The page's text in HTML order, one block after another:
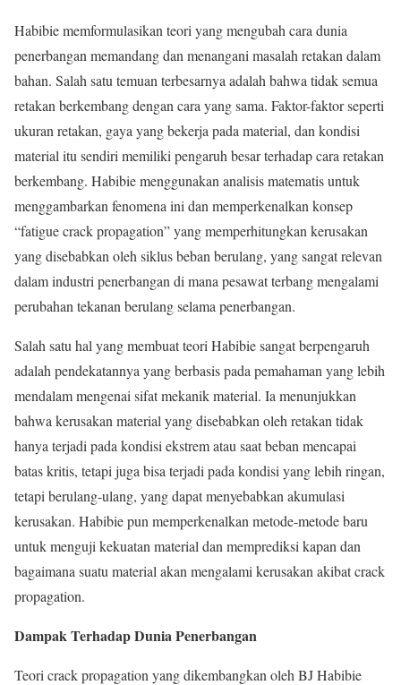
Habibie memformulasikan teori yang mengubah cara dunia
penerbangan memandang dan menangani masalah retakan dalam
bahan. Salah satu temuan terbesarnya adalah bahwa tidak semua
retakan berkembang dengan cara yang sama. Faktor-faktor seperti
ukuran retakan, gaya yang bekerja pada material, dan kondisi
material itu sendiri memiliki pengaruh besar terhadap cara retakan
berkembang. Habibie menggunakan analisis matematis untuk
menggambarkan fenomena ini dan memperkenalkan konsep
“fatigue crack propagation” yang memperhitungkan kerusakan
yang disebabkan oleh siklus beban berulang, yang sangat relevan
dalam industri penerbangan di mana pesawat terbang mengalami
perubahan tekanan berulang selama penerbangan.
Salah satu hal yang membuat teori Habibie sangat berpengaruh
adalah pendekatannya yang berbasis pada pemahaman yang lebih
mendalam mengenai sifat mekanik material. Ia menunjukkan
bahwa kerusakan material yang disebabkan oleh retakan tidak
hanya terjadi pada kondisi ekstrem atau saat beban mencapai
batas kritis, tetapi juga bisa terjadi pada kondisi yang lebih ringan,
tetapi berulang-ulang, yang dapat menyebabkan akumulasi
kerusakan. Habibie pun memperkenalkan metode-metode baru
untuk menguji kekuatan material dan memprediksi kapan dan
bagaimana suatu material akan mengalami kerusakan akibat crack
propagation.
Dampak Terhadap Dunia Penerbangan
Teori crack propagation yang dikembangkan oleh BJ Habibie